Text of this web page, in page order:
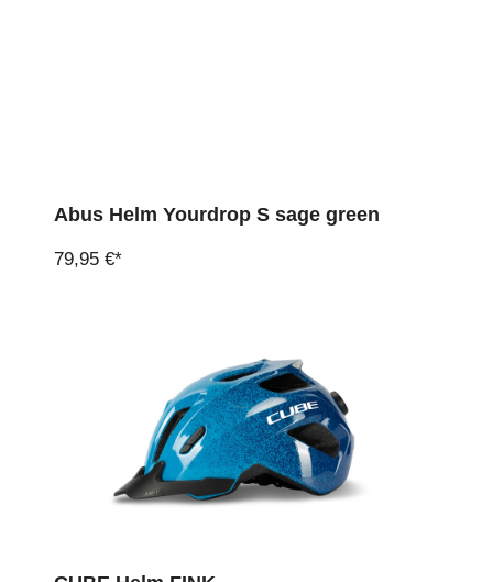
Abus Helm Yourdrop S sage green
79,95 €*